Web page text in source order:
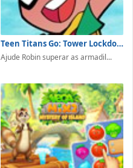
Teen Titans Go: Tower Lockdown
Ajude Robin superar as armadil...